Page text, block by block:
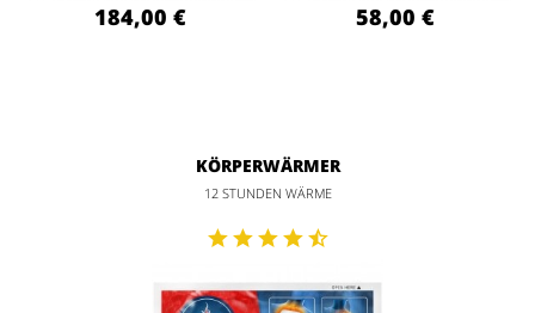
184,00 € 58,00 €
KÖRPERWÄRMER
12 STUNDEN WÄRME